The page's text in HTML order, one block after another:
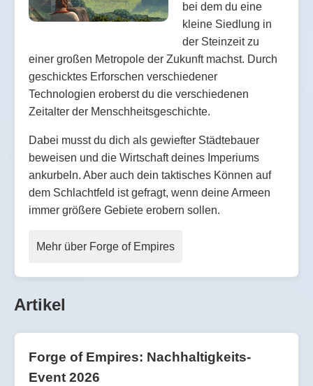
bei dem du eine
kleine Siedlung in
der Steinzeit zu
einer großen Metropole der Zukunft machst. Durch
geschicktes Erforschen verschiedener
Technologien eroberst du die verschiedenen
Zeitalter der Menschheitsgeschichte.
Dabei musst du dich als gewiefter Städtebauer
beweisen und die Wirtschaft deines Imperiums
ankurbeln. Aber auch dein taktisches Können auf
dem Schlachtfeld ist gefragt, wenn deine Armeen
immer größere Gebiete erobern sollen.
Mehr über Forge of Empires
Artikel
Forge of Empires: Nachhaltigkeits-
Event 2026